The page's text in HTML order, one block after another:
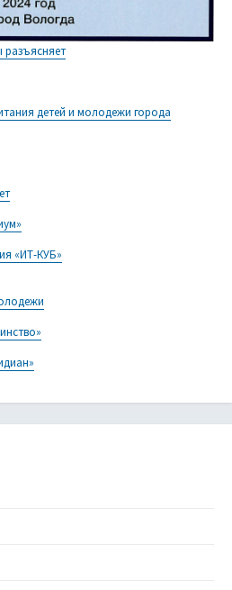
разъясняет
детей и молодежи города
«ИТ-КУБ»